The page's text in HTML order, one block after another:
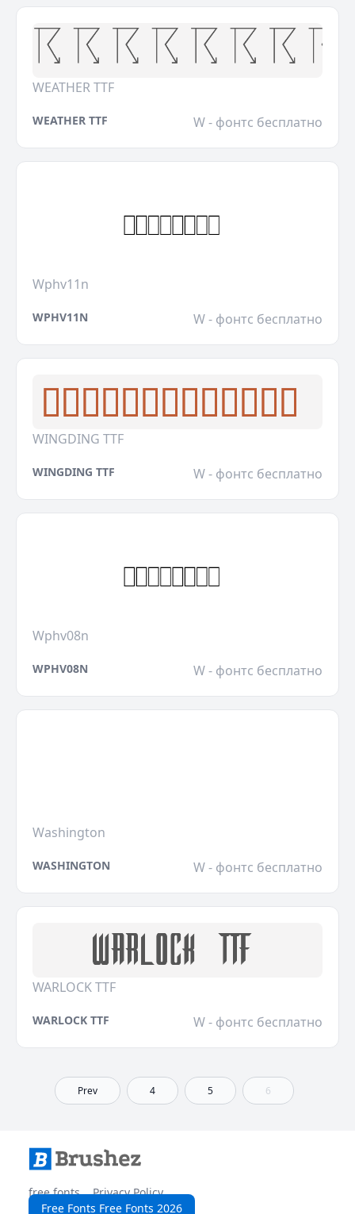
WEATHER TTF
WEATHER TTF W - фонтс бесплатно
Wphv11n
WPHV11N W - фонтс бесплатно
WINGDING TTF
WINGDING TTF W - фонтс бесплатно
Wphv08n
WPHV08N W - фонтс бесплатно
Washington
WASHINGTON W - фонтс бесплатно
WARLOCK TTF
WARLOCK TTF W - фонтс бесплатно
Prev 4 5 6
free fonts
Privacy Policy
Free Fonts Free Fonts 2026